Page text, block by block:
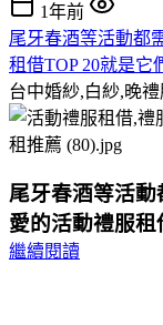
1年前
尾牙春酒等活動都
租借TOP 20就是它
台中婚紗,白紗,晚禮
尾牙春酒等活
愛的活動禮服租
繼續閱讀